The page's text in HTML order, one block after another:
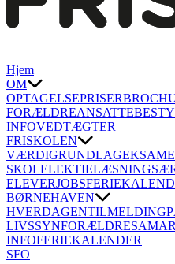
Hjem
OM
OPTAGELSEPRISER
FORÆLDREANSATTE
INFOVEDTÆGTER
FRISKOLEN
VÆRDIGRUNDLAG
SKOLELEKTIELÆSNING
ELEVERJOBS
BØRNEHAVEN
HVERDAGENTILMELDING
LIVSSYN
INFOFERIEKALENDER
SFO